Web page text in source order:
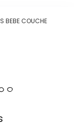
COUCHE